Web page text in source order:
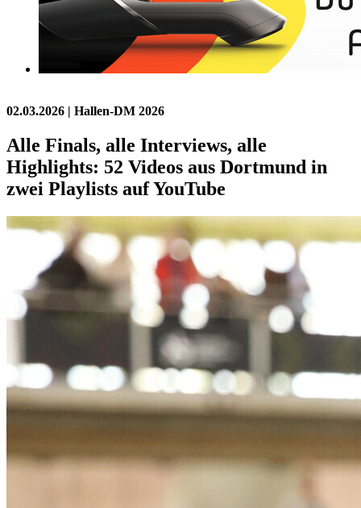
02.03.2026 | Hallen-DM 2026
Alle Finals, alle Interviews, alle
Highlights: 52 Videos aus Dortmund in
zwei Playlists auf YouTube